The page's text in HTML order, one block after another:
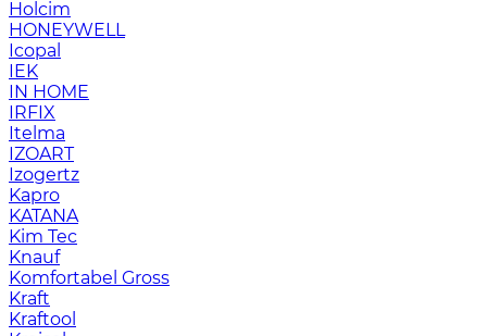
Holcim
HONEYWELL
Icopal
IEK
IN HOME
IRFIX
Itelma
IZOART
Izogertz
Kapro
KATANA
Kim Tec
Knauf
Komfortabel Gross
Kraft
Kraftool